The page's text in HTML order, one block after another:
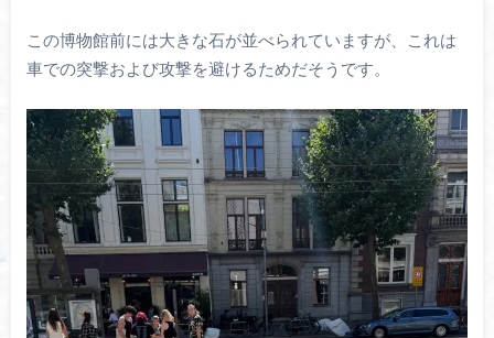
この博物館前には大きな石が並べられていますが、これは
車での突撃および攻撃を避けるためだそうです。